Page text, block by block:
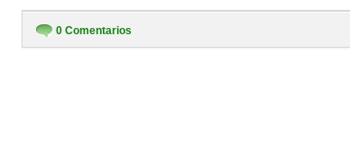
0 Comentarios